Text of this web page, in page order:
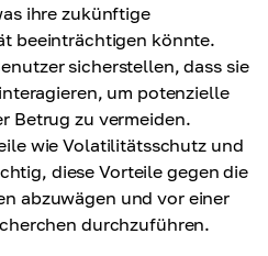
ihre zukünftige
beeinträchtigen könnte.
sicherstellen, dass sie
um potenzielle
Betrug zu vermeiden.
wie Volatilitätsschutz und
diese Vorteile gegen die
abzuwägen und vor einer
durchzuführen.